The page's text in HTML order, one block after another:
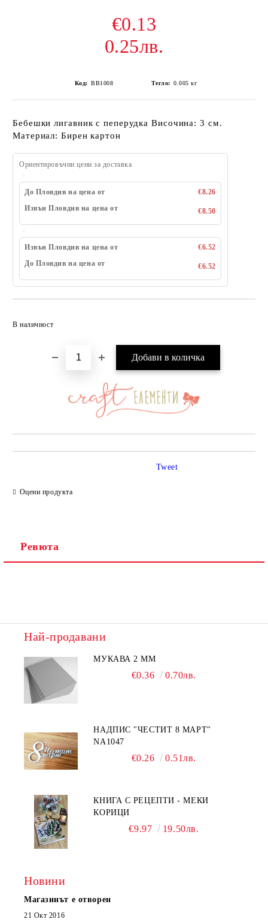
€0.13
0.25лв.
Код: BB1008 Тегло: 0.005 кг
Бебешки лигавник с пеперудка Височина: 3 см.
Материал: Бирен картон
Ориентировъчни цени за доставка
До Пловдив на цена от
€8.26
Извън Пловдив на цена от
€8.50
Извън Пловдив на цена от
€6.52
До Пловдив на цена от
€6.52
В наличност
Оцени продукта
Tweet
Ревюта
Най-продавани
МУКАВА 2 ММ
€0.36 0.70лв.
НАДПИС "ЧЕСТИТ 8 МАРТ"
NA1047
€0.26 0.51лв.
КНИГА С РЕЦЕПТИ - МЕКИ
КОРИЦИ
€9.97 19.50лв.
Новини
Магазинът е отворен
21 Окт 2016